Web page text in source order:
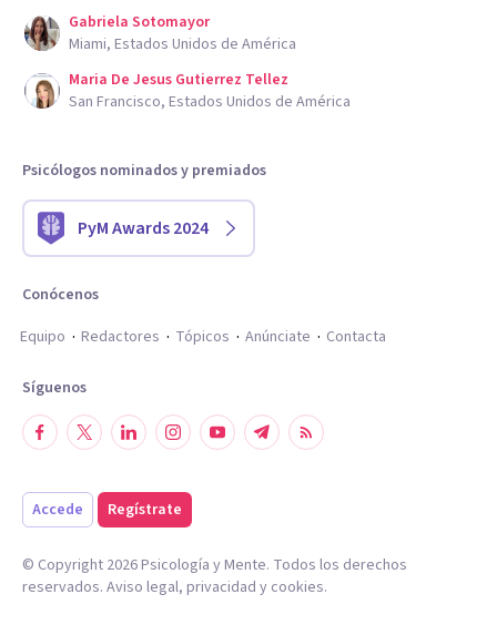
Gabriela Sotomayor
Miami, Estados Unidos de América
Maria De Jesus Gutierrez Tellez
San Francisco, Estados Unidos de América
Psicólogos nominados y premiados
PyM Awards 2024
Conócenos
Equipo
Redactores Tópicos Anúnciate Contacta
Síguenos
Accede Regístrate
© Copyright 2026Psicología y Mente. Todos los derechos
reservados. Aviso legal, privacidad y cookies.